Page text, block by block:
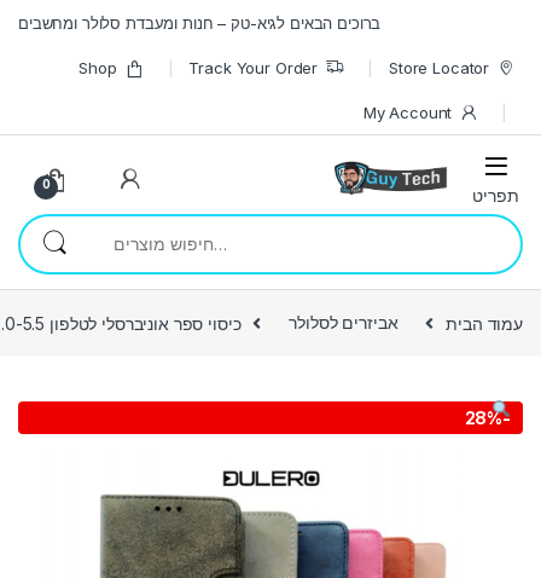
ברוכים הבאים לגיא-טק – חנות ומעבדת סלולר ומחשבים
Store Locator
Track Your Order
Shop
My Account
0
חיפוש עבור:
עמוד הבית אביזרים לסלולר כיסוי ספר אוניברסלי לטלפון 5.0-5.5
-
28%